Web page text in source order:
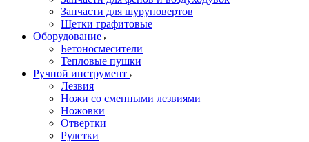
Запчасти для шуруповертов
Щетки графитовые
Оборудование
Бетоносмесители
Тепловые пушки
Ручной инструмент
Лезвия
Ножи со сменными лезвиями
Ножовки
Отвертки
Рулетки